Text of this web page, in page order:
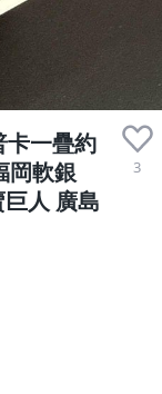
一疊約
岡軟銀
人 廣島
3